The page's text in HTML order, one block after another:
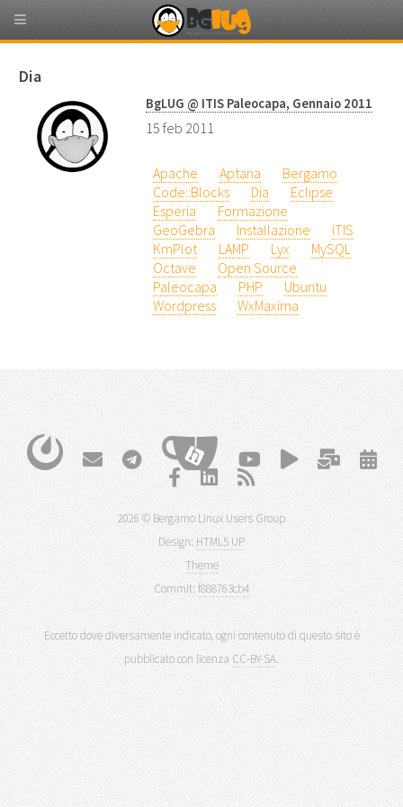
Dia
BgLUG @ ITIS Paleocapa, Gennaio 2011
15 feb 2011
Apache Aptana
Bergamo
Code::Blocks
Dia
Eclipse
Esperia
Formazione
GeoGebra
Installazione
ITIS
KmPlot
LAMP Lyx
MySQL
Octave
Open Source
Paleocapa
PHP
Ubuntu
Wordpress
WxMaxima
2026 © Bergamo Linux Users Group
Design: HTML5 UP
Theme
Commit: f888763cb4
Eccetto dove diversamente indicato, ogni contenuto di questo sito è
pubblicato con licenza CC-BY-SA.